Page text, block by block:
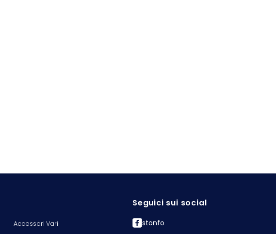
Accessori Vari
Seguici sui social
stonfo